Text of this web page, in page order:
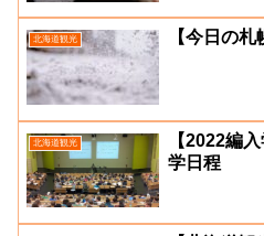
北海道観光 【今日の
北海道観光
【2022編
学日程